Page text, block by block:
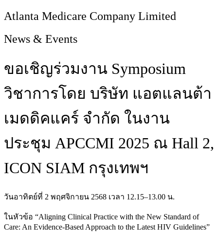
Atlanta Medicare Company Limited
News & Events
ขอเชิญร่วมงาน Symposium
วิชาการโดย บริษัท แอตแลนต้า
เมดดิคแคร์ จำกัด ในงาน
ประชุม APCCMI 2025 ณ Hall 2,
ICON SIAM กรุงเทพฯ
วันอาทิตย์ที่ 2 พฤศจิกายน 2568 เวลา 12.15–13.00 น.
ในหัวข้อ “Aligning Clinical Practice with the New Standard of
Care: An Evidence-Based Approach to the Latest HIV Guidelines”